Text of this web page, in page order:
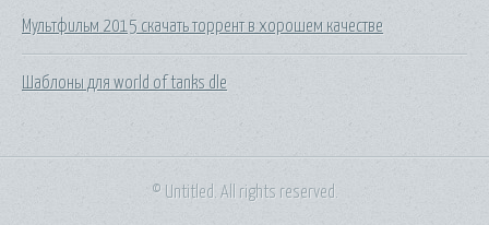
Мультфильм 2015 скачать торрент в хорошем качестве
Шаблоны для world of tanks dle
© Untitled. All rights reserved.